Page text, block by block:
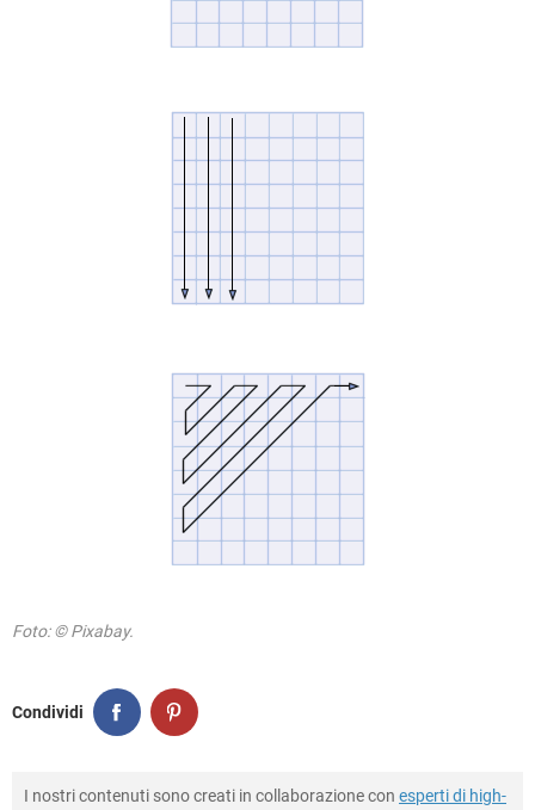
Foto: © Pixabay.
Condividi
I nostri contenuti sono creati in collaborazione con esperti di high-